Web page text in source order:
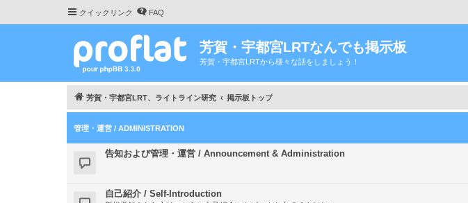
クイックリンク FAQ
芳賀・宇都宮LRTなんでも掲示板
芳賀・宇都宮LRTから様々な話をしましょう！
芳賀・宇都宮LRT、ライトライン研究 掲示板トップ
管理・運営 / ADMINISTRATION
告知および管理・運営 / Announcement & Administration
自己紹介 / Self-Introduction